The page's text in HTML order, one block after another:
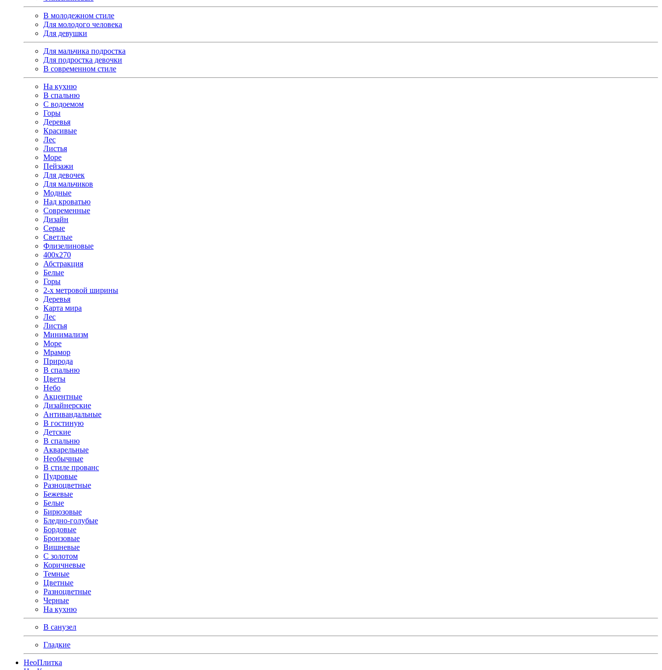
В молодежном стиле
Для молодого человека
Для девушки
Для мальчика подростка
Для подростка девочки
В современном стиле
На кухню
В спальню
С водоемом
Горы
Деревья
Красивые
Лес
Листья
Море
Пейзажи
Для девочек
Для мальчиков
Модные
Над кроватью
Современные
Дизайн
Серые
Светлые
Флизелиновые
400х270
Абстракция
Белые
Горы
2-х метровой ширины
Деревья
Карта мира
Лес
Листья
Минимализм
Море
Мрамор
Природа
В спальню
Цветы
Небо
Акцентные
Дизайнерские
Антивандальные
В гостиную
Детские
В спальню
Акварельные
Необычные
В стиле прованс
Пудровые
Разноцветные
Бежевые
Белые
Бирюзовые
Бледно-голубые
Бордовые
Бронзовые
Вишневые
С золотом
Коричневые
Темные
Цветные
Разноцветные
Черные
На кухню
В санузел
Гладкие
НеоПлитка